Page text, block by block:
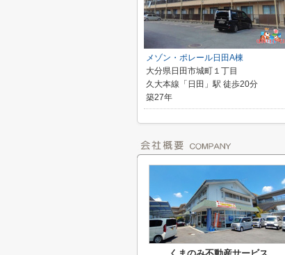
メゾン・ポレール日田A棟
大分県日田市城町１丁目
久大本線「日田」駅 徒歩20分
築27年